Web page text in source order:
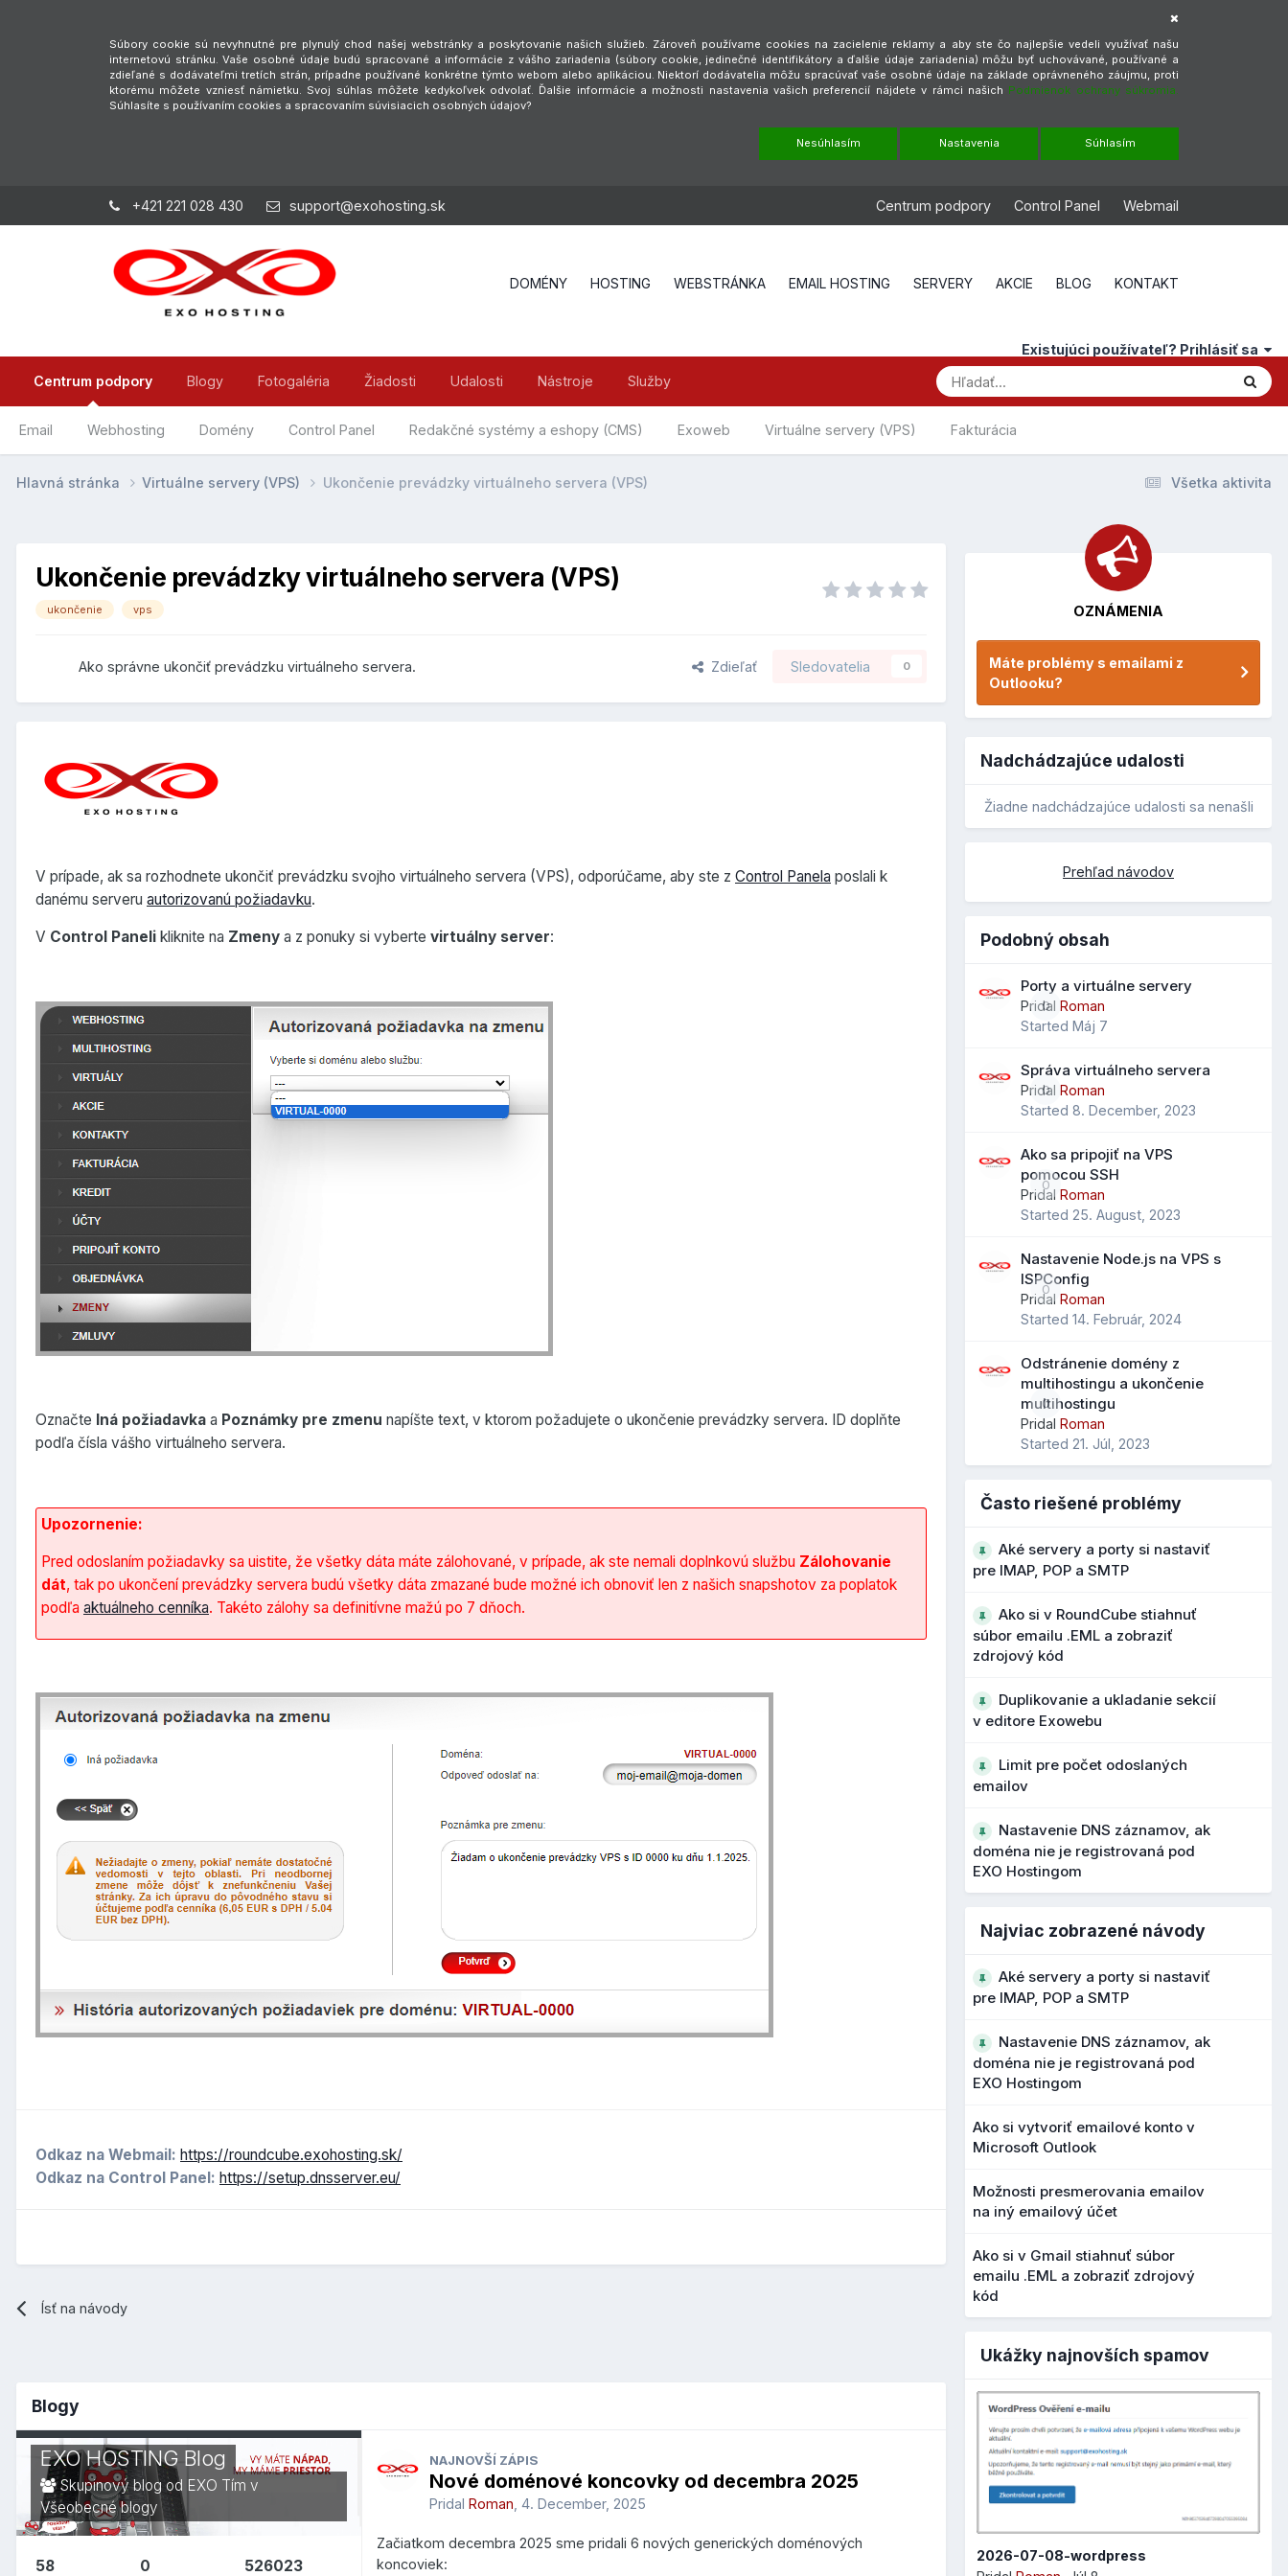
Súbory cookie sú nevyhnutné pre plynulý chod našej webstránky a poskytovanie našich služieb. Zároveň používame cookies na zacielenie reklamy a aby ste čo najlepšie vedeli využívať našu
internetovú stránku. Vaše osobné údaje budú spracované a informácie z vášho zariadenia (súbory cookie, jedinečné identifikátory a ďalšie údaje zariadenia) môžu byť uchovávané, používané a
zdieľané s dodávateľmi tretích strán, prípadne používané konkrétne týmto webom alebo aplikáciou. Niektorí dodávatelia môžu spracúvať vaše osobné údaje na základe oprávneného záujmu, proti
ktorému môžete vzniesť námietku. Svoj súhlas môžete kedykoľvek odvolať. Ďalšie informácie a možnosti nastavenia vašich preferencií nájdete v rámci našich Podmienok ochrany súkromia.
Súhlasíte s používaním cookies a spracovaním súvisiacich osobných údajov?
Nesúhlasím Nastavenia Súhlasím
+421 221 028 430 support@exohosting.sk Centrum podpory Control Panel Webmail
DOMÉNY HOSTING WEBSTRÁNKA EMAIL HOSTING SERVERY AKCIE BLOG KONTAKT
Existujúci používateľ? Prihlásiť sa
Centrum podpory
Email Webhosting Domény Control Panel Redakčné systémy a eshopy (CMS) Exoweb Virtuálne servery (VPS) Fakturácia
Blogy Fotogaléria Žiadosti Udalosti Nástroje Služby
Všetka aktivita
Hlavná stránka Virtuálne servery (VPS) Ukončenie prevádzky virtuálneho servera (VPS)
Ukončenie prevádzky virtuálneho servera (VPS)
ukončenie vps
Ako správne ukončiť prevádzku virtuálneho servera. Zdieľať Sledovatelia 0
V prípade, ak sa rozhodnete ukončiť prevádzku svojho virtuálneho servera (VPS), odporúčame, aby ste z Control Panela poslali k
danému serveru autorizovanú požiadavku.
V Control Paneli kliknite na Zmeny a z ponuky si vyberte virtuálny server:
Označte Iná požiadavka a Poznámky pre zmenu napíšte text, v ktorom požadujete o ukončenie prevádzky servera. ID doplňte
podľa čísla vášho virtuálneho servera.
Upozornenie:
Pred odoslaním požiadavky sa uistite, že všetky dáta máte zálohované, v prípade, ak ste nemali doplnkovú službu Zálohovanie
dát, tak po ukončení prevádzky servera budú všetky dáta zmazané bude možné ich obnoviť len z našich snapshotov za poplatok
podľa aktuálneho cenníka. Takéto zálohy sa definitívne mažú po 7 dňoch.
Odkaz na Webmail: https://roundcube.exohosting.sk/
Odkaz na Control Panel: https://setup.dnsserver.eu/
Ísť na návody
Blogy
EXO HOSTING Blog
Skupinový blog od EXO Tím v
Všeobecné blogy
58 0 526023
NAJNOVŠÍ ZÁPIS
Nové doménové koncovky od decembra 2025
Pridal Roman 4. December, 2025
Začiatkom decembra 2025 sme pridali 6 nových generických doménových
koncoviek:
OZNÁMENIA
Máte problémy s emailami z
Outlooku?
Nadchádzajúce udalosti
Žiadne nadchádzajúce udalosti sa nenašli
Prehľad návodov
Podobný obsah
0
Porty a virtuálne servery
Pridal Roman
Started Máj 7
0
Správa virtuálneho servera
Pridal Roman
Started 8. December, 2023
0
Ako sa pripojiť na VPS
pomocou SSH
Pridal Roman
Started 25. August, 2023
0
Nastavenie Node.js na VPS s
ISPConfig
Pridal Roman
Started 14. Február, 2024
0
Odstránenie domény z
multihostingu a ukončenie
multihostingu
Pridal Roman
Started 21. Júl, 2023
Často riešené problémy
Aké servery a porty si nastaviť
pre IMAP, POP a SMTP
Ako si v RoundCube stiahnuť
súbor emailu .EML a zobraziť
zdrojový kód
Duplikovanie a ukladanie sekcií
v editore Exowebu
Limit pre počet odoslaných
emailov
Nastavenie DNS záznamov, ak
doména nie je registrovaná pod
EXO Hostingom
Najviac zobrazené návody
Aké servery a porty si nastaviť
pre IMAP, POP a SMTP
Nastavenie DNS záznamov, ak
doména nie je registrovaná pod
EXO Hostingom
Ako si vytvoriť emailové konto v
Microsoft Outlook
Možnosti presmerovania emailov
na iný emailový účet
Ako si v Gmail stiahnuť súbor
emailu .EML a zobraziť zdrojový
kód
Ukážky najnovších spamov
2026-07-08-wordpress